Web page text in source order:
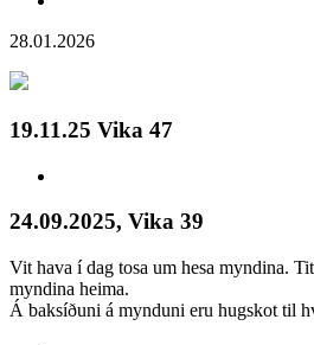
28.01.2026
19.11.25 Vika 47
24.09.2025, Vika 39
Vit hava í dag tosa um hesa myndina.
myndina heima.
Á baksíðuni á mynduni eru hugskot til